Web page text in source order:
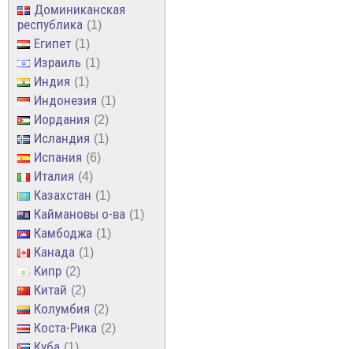
Доминиканская
республика
1
Египет 1
Израиль 1
Индия 1
Индонезия 1
Иордания 2
Исландия 1
Испания 6
Италия 4
Казахстан 1
Каймановы о-ва 1
Камбоджа 1
Канада 1
Кипр 2
Китай 2
Колумбия 2
Коста-Рика 2